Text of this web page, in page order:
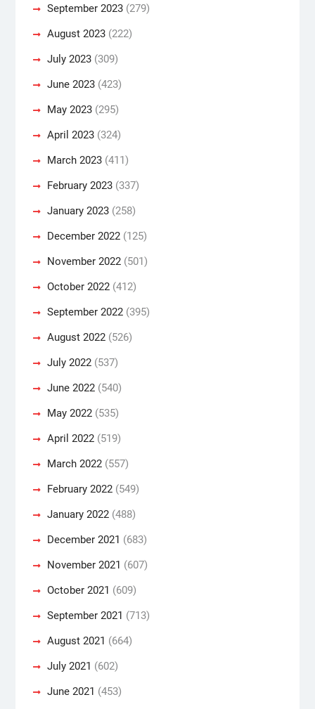
September 2023(279)
August 2023(222)
July 2023(309)
June 2023(423)
May 2023(295)
April 2023(324)
March 2023(411)
February 2023(337)
January 2023(258)
December 2022(125)
November 2022(501)
October 2022(412)
September 2022(395)
August 2022(526)
July 2022(537)
June 2022(540)
May 2022(535)
April 2022(519)
March 2022(557)
February 2022(549)
January 2022(488)
December 2021 (683)
November 2021 (607)
October 2021 (609)
September 2021 (713)
August 2021 (664)
July 2021 (602)
June 2021 (453)